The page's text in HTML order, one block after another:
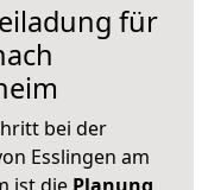
für
bei der
Esslingen am